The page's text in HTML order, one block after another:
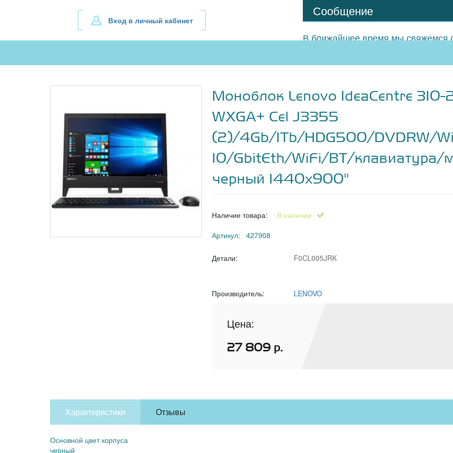
Вход в личный кабинет
Сообщение
В ближайшее время мы свяжемся
Моноблок Lenovo IdeaCentre
WXGA+ Cel J3355
(2)/4Gb/1Tb/HDG500/DVDRW/
10/GbitEth/WiFi/BT/
черный 1440x900"
Наличие товара:
В наличии
Артикул: 427908
Детали: F0CL005JRK
Производитель: LENOVO
Цена:
27 809 р.
Характеристики Отзывы
Основной цвет корпуса
черный